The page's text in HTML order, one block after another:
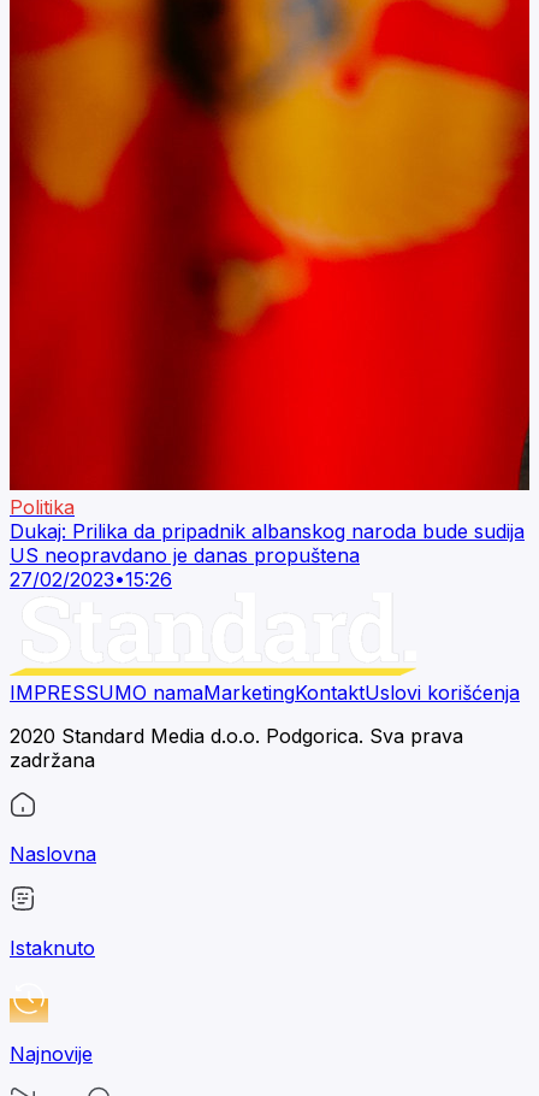
Politika
Dukaj: Prilika da pripadnik albanskog naroda bude sudija
US neopravdano je danas propuštena
27/02/2023•15:26
IMPRESSUMO namaMarketingKontaktUslovi korišćenja
2020 Standard Media d.o.o. Podgorica. Sva prava
zadržana
Naslovna
Istaknuto
Najnovije